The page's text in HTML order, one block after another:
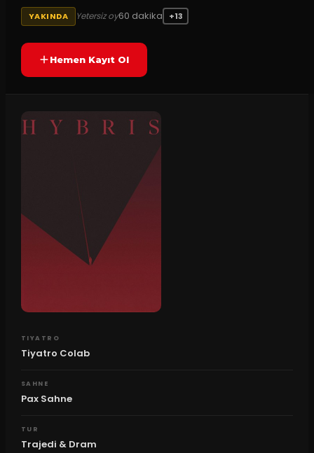
YAKINDA Yetersiz oy60 dakika +13
Hemen Kayıt Ol
TIYATRO
Tiyatro Colab
SAHNE
Pax Sahne
TUR
Trajedi & Dram